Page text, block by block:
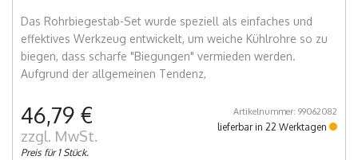
Das Rohrbiegestab-Set wurde speziell als einfaches und
effektives Werkzeug entwickelt, um weiche Kühlrohre so zu
biegen, dass scharfe "Biegungen" vermieden werden.
Aufgrund der allgemeinen Tendenz,
46,79 €
zzgl. MwSt.
Preis für 1 Stück.
Artikelnummer: 99062082
lieferbar in 22 Werktagen